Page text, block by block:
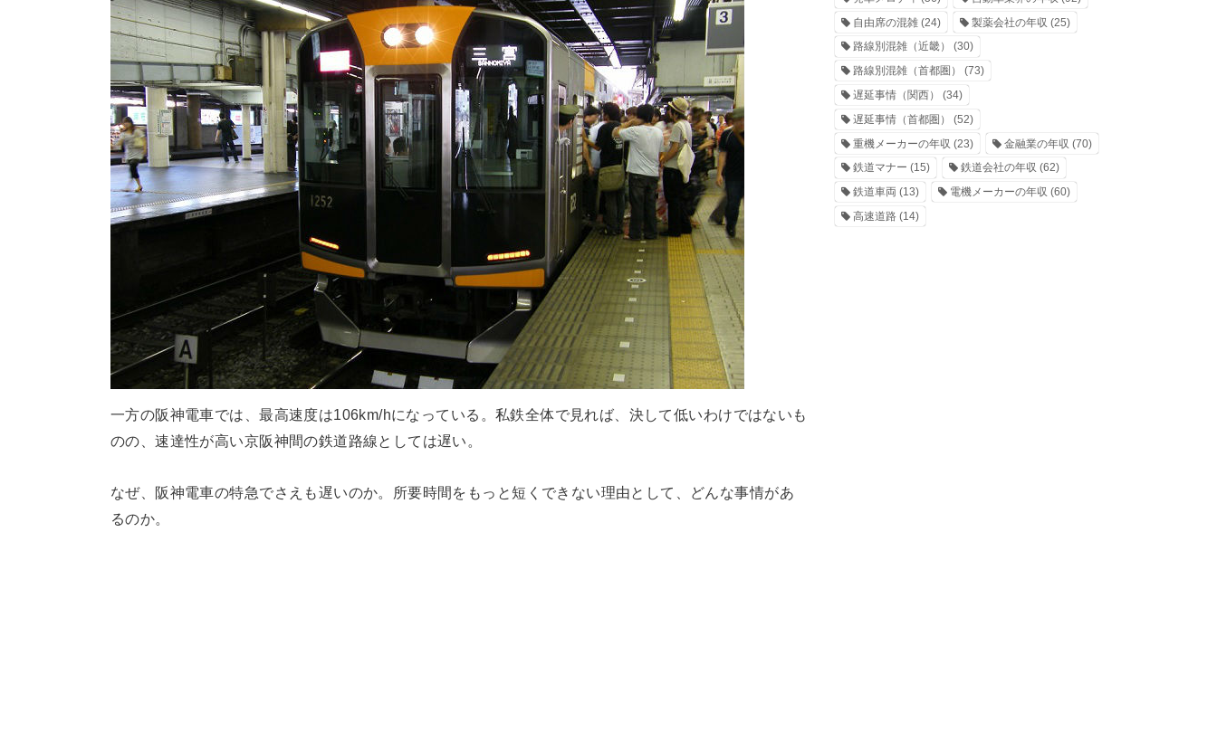
一方の阪神電車では、最高速度は106km/hになっている。私鉄全体で見れば、決して低いわけではないも
のの、速達性が高い京阪神間の鉄道路線としては遅い。
なぜ、阪神電車の特急でさえも遅いのか。所要時間をもっと短くできない理由として、どんな事情があ
るのか。
自由席の混雑 (24) 製薬会社の年収 (25)
路線別混雑（近畿）
(30)
路線別混雑（首都圏）
(73)
遅延事情（関西）
(34)
遅延事情（首都圏）
(52)
重機メーカーの年収 (23) 金融業の年収 (70)
鉄道マナー (15) 鉄道会社の年収 (62)
鉄道車両 (13) 電機メーカーの年収 (60)
高速道路 (14)